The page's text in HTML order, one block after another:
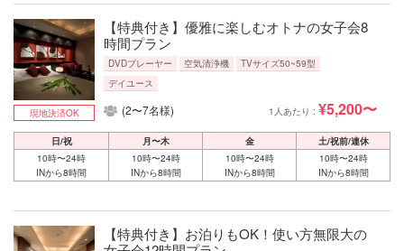
【特典付き】優雅に楽しむオトナの女子会8
時間プラン
DVDプレーヤー 空気清浄機
TVサイズ50~59型
デイユース
(2〜7名様) 1人あたり : ¥5,200〜
現地決済OK
日/祝 月〜木 金
土/祝前/連休
10時〜24時
INから8時間
10時〜24時
INから8時間
10時〜24時
INから8時間
10時〜24時
INから8時間
【特典付き】お泊りもOK！使い方無限大の